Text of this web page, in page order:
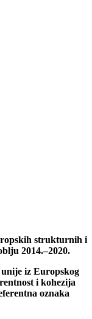
strukturnih i
2014.–2020.
iz Europskog
i kohezija
oznaka